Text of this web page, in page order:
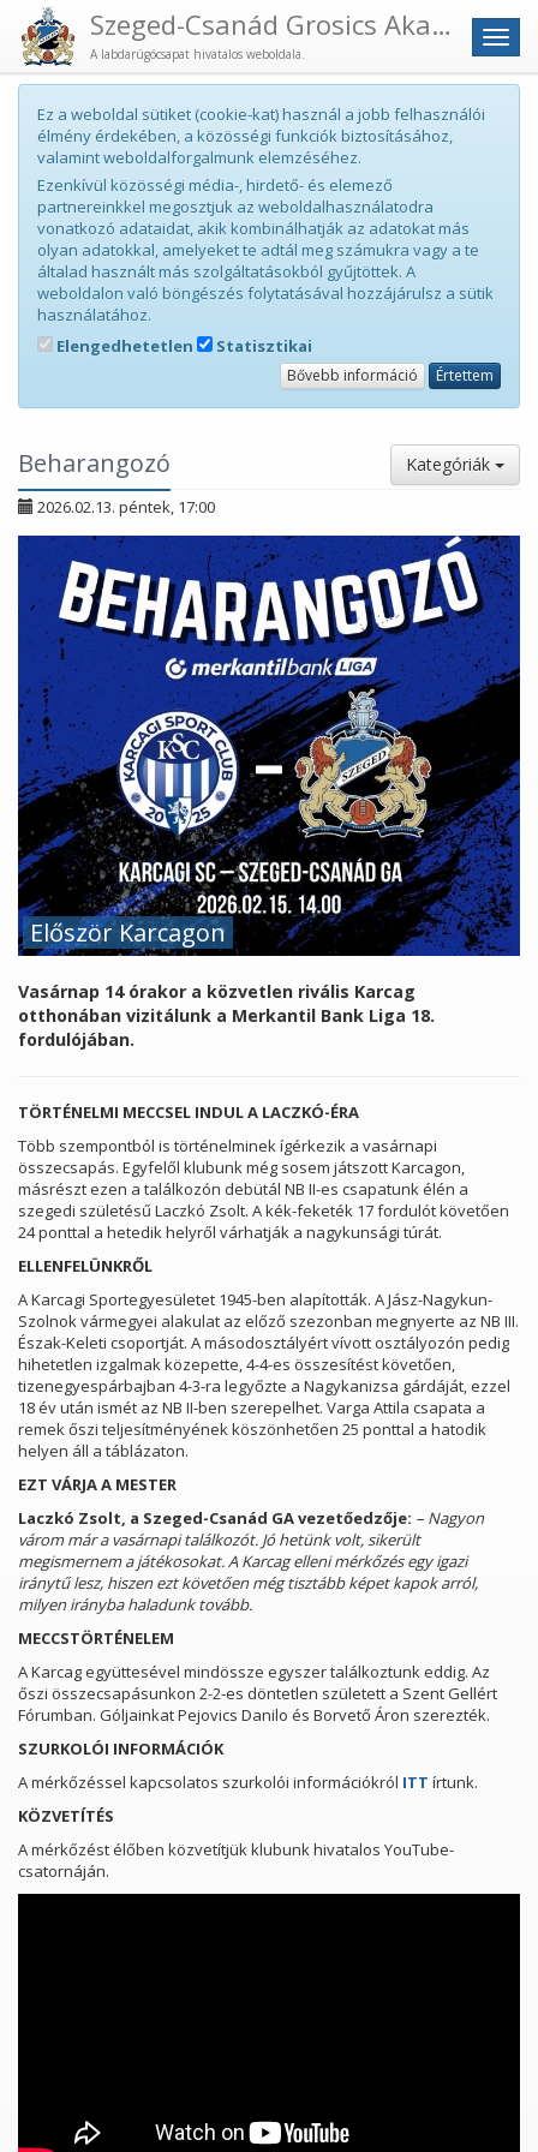
Menü
Szeged-Csanád Grosics Akadémia
A labdarúgócsapat hivatalos weboldala.
Ez a weboldal sütiket (cookie-kat) használ a jobb felhasználói
élmény érdekében, a közösségi funkciók biztosításához,
valamint weboldalforgalmunk elemzéséhez.
Ezenkívül közösségi média-, hirdető- és elemező
partnereinkkel megosztjuk az weboldalhasználatodra
vonatkozó adataidat, akik kombinálhatják az adatokat más
olyan adatokkal, amelyeket te adtál meg számukra vagy a te
általad használt más szolgáltatásokból gyűjtöttek. A
weboldalon való böngészés folytatásával hozzájárulsz a sütik
használatához.
Elengedhetetlen
Statisztikai
Bővebb információ Értettem
Beharangozó Kategóriák
2026.02.13. péntek, 17:00
Először Karcagon
Vasárnap 14 órakor a közvetlen rivális Karcag
otthonában vizitálunk a Merkantil Bank Liga 18.
fordulójában.
TÖRTÉNELMI MECCSEL INDUL A LACZKÓ-ÉRA
Több szempontból is történelminek ígérkezik a vasárnapi
összecsapás. Egyfelől klubunk még sosem játszott Karcagon,
másrészt ezen a találkozón debütál NB II-es csapatunk élén a
szegedi születésű Laczkó Zsolt. A kék-feketék 17 fordulót követően
24 ponttal a hetedik helyről várhatják a nagykunsági túrát.
ELLENFELÜNKRŐL
A Karcagi Sportegyesületet 1945-ben alapították. A Jász-Nagykun-
Szolnok vármegyei alakulat az előző szezonban megnyerte az NB III.
Észak-Keleti csoportját. A másodosztályért vívott osztályozón pedig
hihetetlen izgalmak közepette, 4-4-es összesítést követően,
tizenegyespárbajban 4-3-ra legyőzte a Nagykanizsa gárdáját, ezzel
18 év után ismét az NB II-ben szerepelhet. Varga Attila csapata a
remek őszi teljesítményének köszönhetően 25 ponttal a hatodik
helyen áll a táblázaton.
EZT VÁRJA A MESTER
Laczkó Zsolt, a Szeged-Csanád GA vezetőedzője: – Nagyon
várom már a vasárnapi találkozót. Jó hetünk volt, sikerült
megismernem a játékosokat. A Karcag elleni mérkőzés egy igazi
iránytű lesz, hiszen ezt követően még tisztább képet kapok arról,
milyen irányba haladunk tovább.
MECCSTÖRTÉNELEM
A Karcag együttesével mindössze egyszer találkoztunk eddig. Az
őszi összecsapásunkon 2-2-es döntetlen született a Szent Gellért
Fórumban. Góljainkat Pejovics Danilo és Borvető Áron szerezték.
SZURKOLÓI INFORMÁCIÓK
A mérkőzéssel kapcsolatos szurkolói információkról ITT írtunk.
KÖZVETÍTÉS
A mérkőzést élőben közvetítjük klubunk hivatalos YouTube-
csatornáján.